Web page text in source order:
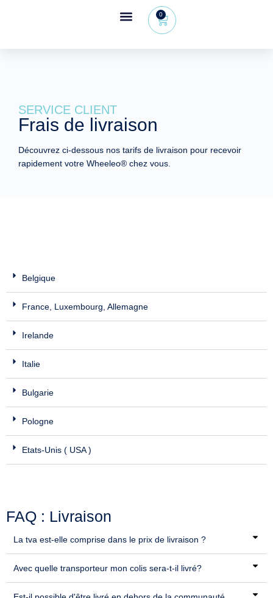
0
SERVICE CLIENT
Frais de livraison
Découvrez ci-dessous nos tarifs de livraison pour recevoir
rapidement votre Wheeleo® chez vous.
Belgique
France, Luxembourg, Allemagne
Irelande
Italie
Bulgarie
Pologne
Etats-Unis ( USA )
FAQ : Livraison
La tva est-elle comprise dans le prix de livraison ?
Avec quelle transporteur mon colis sera-t-il livré?